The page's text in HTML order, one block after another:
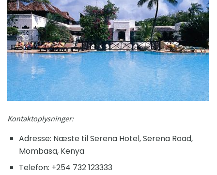
Kontaktoplysninger:
Adresse: Næste til Serena Hotel, Serena Road,
Mombasa, Kenya
Telefon: +254 732 123333